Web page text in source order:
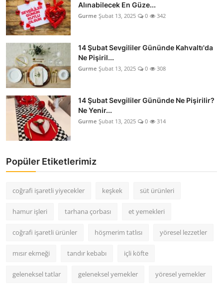
Alınabilecek En Güze...
Gurme Şubat 13, 2025 0 342
14 Şubat Sevgililer Gününde Kahvaltı'da
Ne Pişiril...
Gurme Şubat 13, 2025 0 308
14 Şubat Sevgililer Gününde Ne Pişirilir?
Ne Yenir...
Gurme Şubat 13, 2025 0 314
Popüler Etiketlerimiz
coğrafi işaretli yiyecekler keşkek süt ürünleri
hamur işleri tarhana çorbası et yemekleri
coğrafi işaretli ürünler höşmerim tatlısı yöresel lezzetler
mısır ekmeği tandır kebabı içli köfte
geleneksel tatlar geleneksel yemekler yöresel yemekler